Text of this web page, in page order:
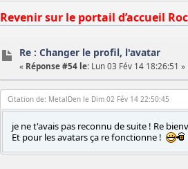
Revenir sur le portail d’accueil
Re : Changer le profil, l'avatar
« Réponse #54 le: Lun 03 Fév 14 18:26:51 »
Citation de: MetalDen le Dim 02 Fév 14 22:50:45
je ne t'avais pas reconnu de suite ! Re
Et pour les avatars ça re fonctionne !